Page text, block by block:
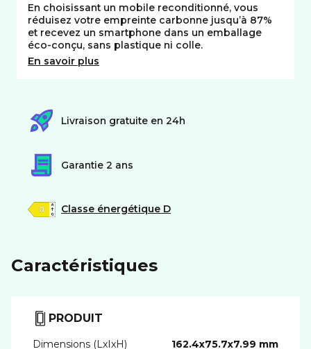
En choisissant un mobile reconditionné, vous
réduisez votre empreinte carbonne jusqu’à 87%
et recevez un smartphone dans un emballage
éco-conçu, sans plastique ni colle.
En savoir plus
Livraison gratuite en 24h
Garantie 2 ans
Classe énergétique D
Caractéristiques
PRODUIT
Dimensions (LxIxH) 162.4x75.7x7.99 mm